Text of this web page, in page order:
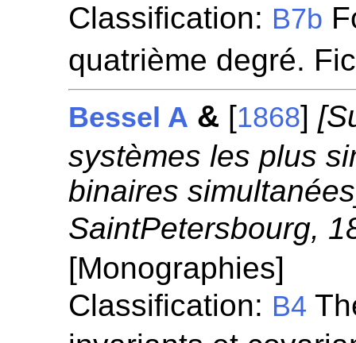
Classification: B7b
quatrième degré.
Bessel A & [1868]
systèmes les plus
binaires
SaintPetersbourg,
[Monographies]
Classification: B4